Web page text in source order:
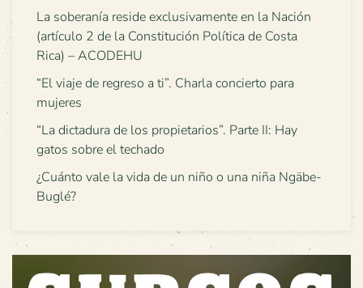
La soberanía reside exclusivamente en la Nación
(artículo 2 de la Constitución Política de Costa
Rica) – ACODEHU
“El viaje de regreso a ti”. Charla concierto para
mujeres
“La dictadura de los propietarios”. Parte II: Hay
gatos sobre el techado
¿Cuánto vale la vida de un niño o una niña Ngäbe-
Buglé?